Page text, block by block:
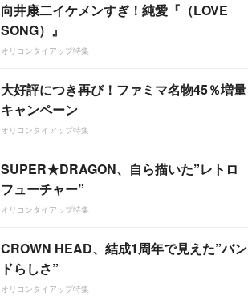
向井康二イケメンすぎ！純愛『（LOVE
SONG）』
オリコンタイアップ特集
大好評につき再び！ファミマ名物45％増量
キャンペーン
オリコンタイアップ特集
SUPER★DRAGON、自ら描いた”レトロ
フューチャー”
オリコンタイアップ特集
CROWN HEAD、結成1周年で見えた”バン
ドらしさ”
オリコンタイアップ特集